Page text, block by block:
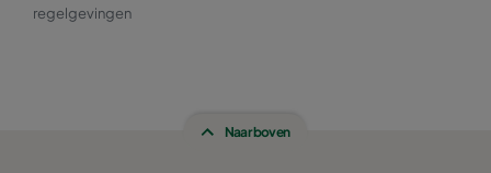
regelgevingen
Naar boven